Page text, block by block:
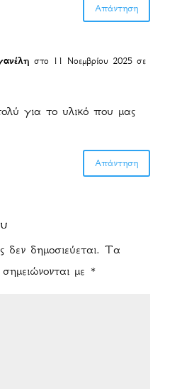
Απάντηση
στο 11 Νοεμβρίου 2025 σε
για το υλικό που μας
Απάντηση
δημοσιεύεται. Τα
με *